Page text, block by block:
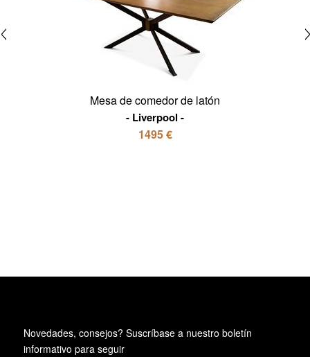
Mesa de comedor de latón
Liverpool
1495 €
Novedades, consejos? Suscríbase a nuestro boletín
informativo para seguir